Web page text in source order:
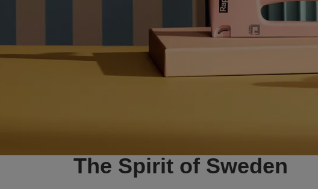
The Spirit of Sweden